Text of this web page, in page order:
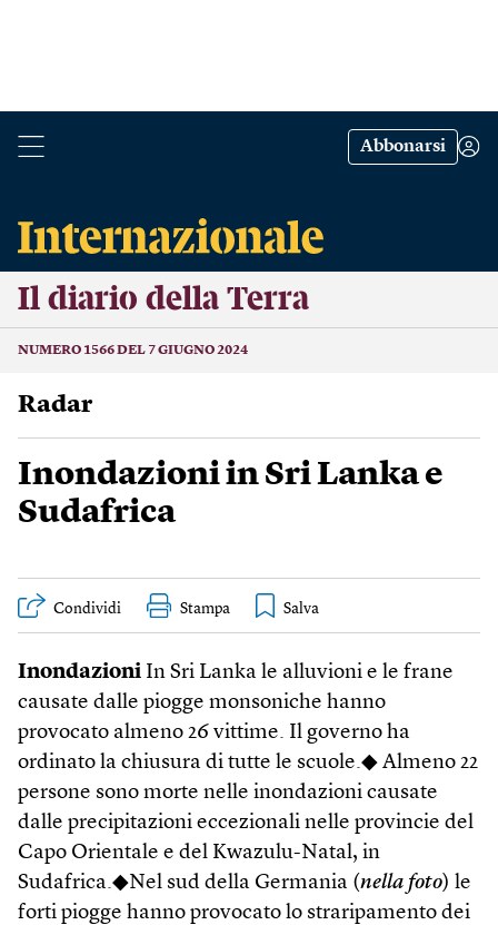
Abbonarsi
Il diario della Terra
NUMERO 1566 DEL 7 GIUGNO 2024
Radar
Inondazioni in Sri Lanka e
Sudafrica
Condividi Stampa
Inondazioni In Sri Lanka le alluvioni e le frane
causate dalle piogge monsoniche hanno
provocato almeno 26 vittime. Il governo ha
ordinato la chiusura di tutte le scuole.◆ Almeno 22
persone sono morte nelle inondazioni causate
dalle precipitazioni eccezionali nelle provincie del
Capo Orientale e del Kwazulu-Natal, in
Sudafrica.◆Nel sud della Germania (nella foto) le
forti piogge hanno provocato lo straripamento dei